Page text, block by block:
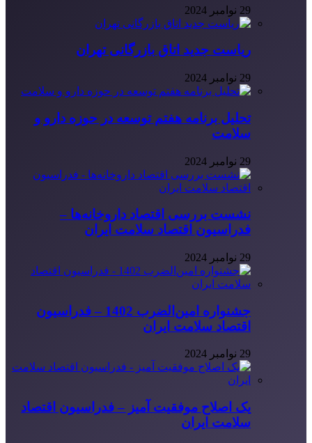
29 نوامبر 2024
ریاست جدید اتاق بازرگانی تهران
29 نوامبر 2024
تحلیل برنامه هفتم توسعه در حوزه دارو و
سلامت
29 نوامبر 2024
نشست بررسی اقتصاد داروخانه‌ها –
فدراسیون اقتصاد سلامت ایران
29 نوامبر 2024
جشنواره امین‌الضرب 1402 – فدراسیون
اقتصاد سلامت ایران
29 نوامبر 2024
یک اصلاح موفقیت آمیز – فدراسیون اقتصاد
سلامت ایران